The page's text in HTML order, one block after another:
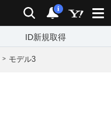
検索 通知
i
ID新規取得
モデル3